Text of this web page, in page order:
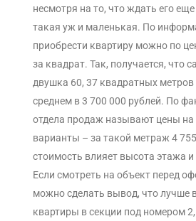
несмотря на то, что ждать его
такая уж и маленькая. По
приобрести квартиру можно по
за квадрат. Так, получается, что
двушка 60, 37 квадратных метров
среднем в 3 700 000 рублей. По
отдела продаж называют цены на
варианты – за такой метраж 4
стоимость влияет высота этажа и
Если смотреть на объект перед
можно сделать вывод, что лучше
квартиры в секции под номером